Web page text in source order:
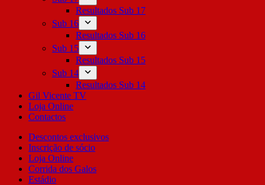
Resultados Sub 17
Sub 16
Resultados Sub 16
Sub 15
Resultados Sub 15
Sub 14
Resultados Sub 14
Gil Vicente TV
Loja Online
Contactos
Descontos exclusivos
Inscrição de sócio
Loja Online
Corrida dos Galos
Estádio